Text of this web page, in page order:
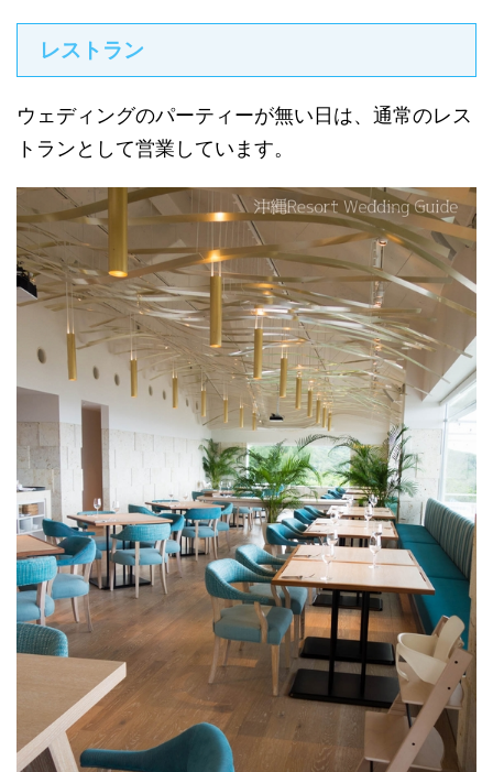
レストラン
ウェディングのパーティーが無い日は、通常のレス
トランとして営業しています。